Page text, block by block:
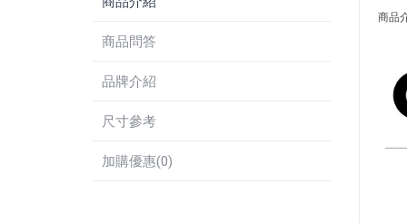
商品問答
品牌介紹
尺寸參考
加購優惠(0)
商品